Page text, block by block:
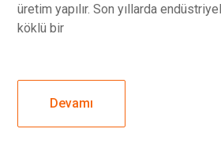
üretim yapılır. Son yıllarda
köklü bir
Devamı